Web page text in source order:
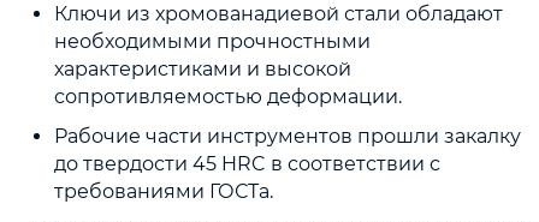
Ключи из хромованадиевой стали обладают
необходимыми прочностными
характеристиками и высокой
сопротивляемостью деформации.
Рабочие части инструментов прошли закалку
до твердости 45 HRC в соответствии с
требованиями ГОСТа.